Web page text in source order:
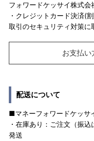
フォワードケッサイ株式会
・クレジットカード決済(
取引のセキュリティ対策に
お支払い
配送について
■マネーフォワードケッサ
・在庫あり：ご注文（振
発送